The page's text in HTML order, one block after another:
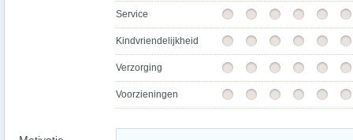
Service
Kindvriendelijkheid
Verzorging
Voorzieningen